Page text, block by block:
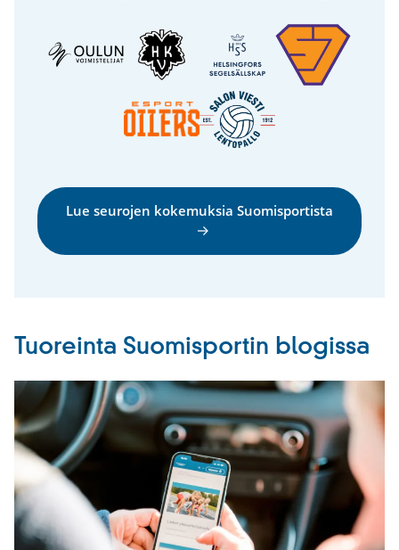
Lue seurojen kokemuksia Suomisportista
Tuoreinta Suomisportin blogissa